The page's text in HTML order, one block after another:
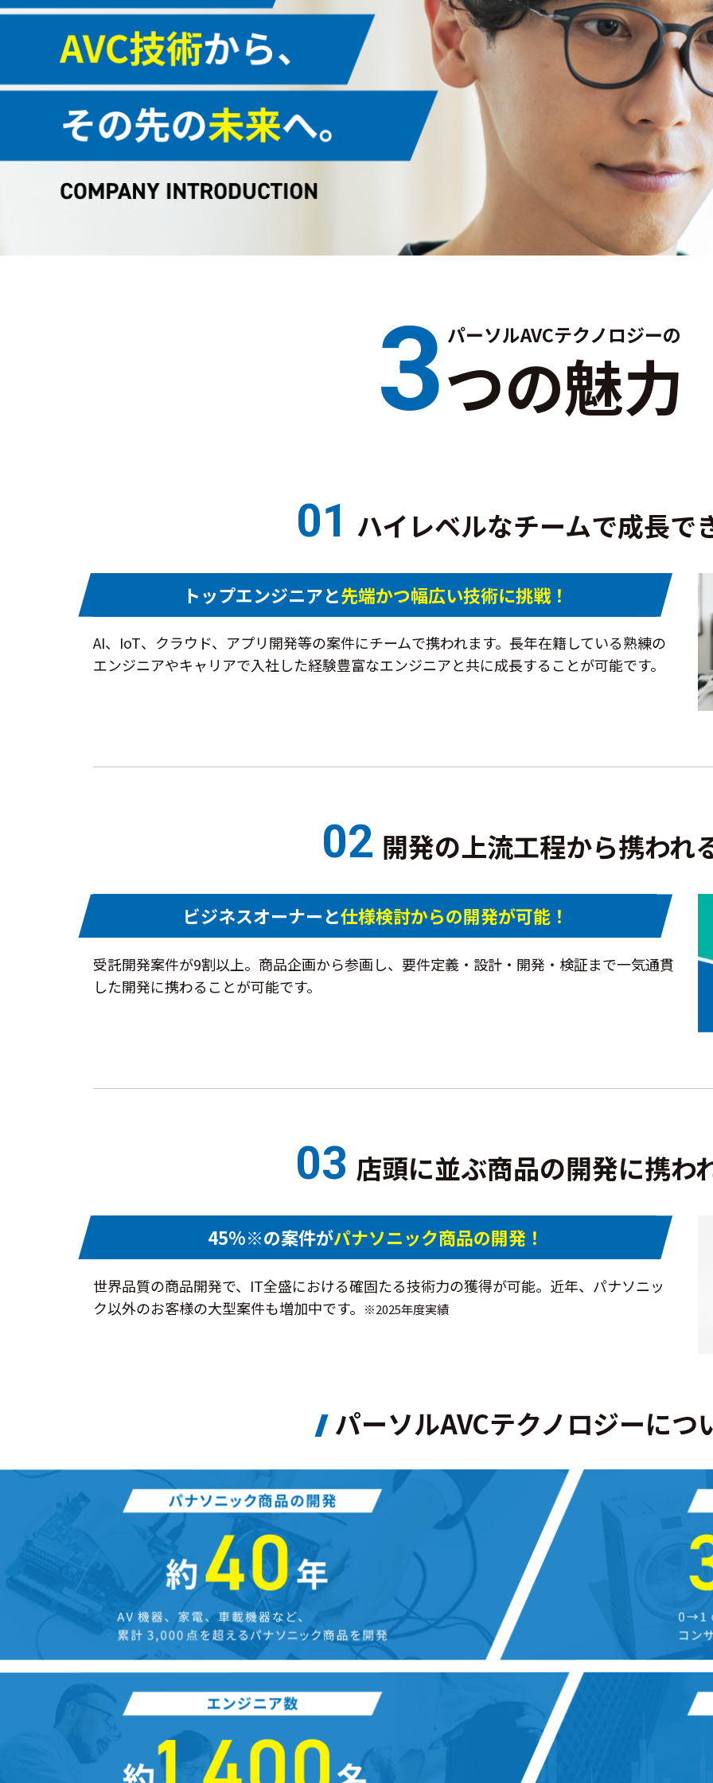
3 パーソルAVCテクノロジーの
つの魅力
01 ハイレベルなチームで成長で
トップエンジニアと先端かつ幅広い技術に挑戦！
AI、IoT、クラウド、アプリ開発等の案件にチームで携われます。長年在籍している熟練の
エンジニアやキャリアで入社した経験豊富なエンジニアと共に成長することが可能です。
02 開発の上流工程から携われ
ビジネスオーナーと仕様検討からの開発が可能！
受託開発案件が9割以上。商品企画から参画し、要件定義・設計・開発・検証まで一気通貫
した開発に携わることが可能です。
03 店頭に並ぶ商品の開発に携わ
45%※の案件がパナソニック商品の開発！
世界品質の商品開発で、IT全盛における確固たる技術力の獲得が可能。近年、パナソニッ
ク以外のお客様の大型案件も増加中です。
※2025年度実績
パーソルAVCテクノロジーにつ